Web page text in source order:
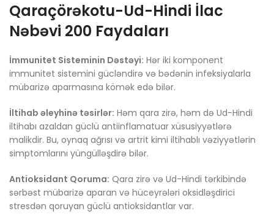
Qaraçörəkotu-Ud-Hindi İlac
Nəbəvi 200 Faydaları
İmmunitet Sisteminin Dəstəyi: Hər iki komponent
immunitet sistemini gücləndirə və bədənin infeksiyalarla
mübarizə aparmasına kömək edə bilər.
İltihab əleyhinə təsirlər: Həm qara zirə, həm də Ud-Hindi
iltihabı azaldan güclü antiinflamatuar xüsusiyyətlərə
malikdir. Bu, oynaq ağrısı və artrit kimi iltihablı vəziyyətlərin
simptomlarını yüngülləşdirə bilər.
Antioksidant Qoruma: Qara zirə və Ud-Hindi tərkibində
sərbəst mübarizə aparan və hüceyrələri oksidləşdirici
stresdən qoruyan güclü antioksidantlar var.